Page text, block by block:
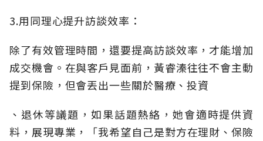
3.用同理心提升訪談效率：
除了有效管理時間，還要提高訪談效率，才能增加
成交機會。在與客戶見面前，黃睿溱往往不會主動
提到保險，但會丟出一些關於醫療、投資
、退休等議題，如果話題熱絡，她會適時提供資
料，展現專業，「我希望自己是對方在理財、保險